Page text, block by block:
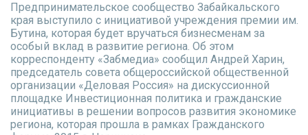
Предпринимательское сообщество Забайкальского
края выступило с инициативой учреждения премии им.
Бутина, которая будет вручаться бизнесменам за
особый вклад в развитие региона. Об этом
корреспонденту «Забмедиа» сообщил Андрей Харин,
председатель совета общероссийской общественной
организации «Деловая Россия» на дискуссионной
площадке Инвестиционная политика и гражданские
инициативы в решении вопросов развития экономике
региона, которая прошла в рамках Гражданского